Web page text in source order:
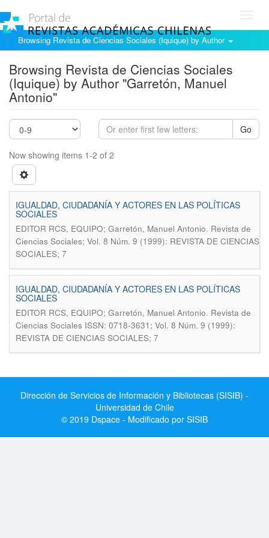
Browsing Revista de Ciencias Sociales (Iquique) by Author
Browsing Revista de Ciencias Sociales
(Iquique) by Author "Garretón, Manuel
Antonio"
Go
Now showing items 1-2 of 2
IGUALDAD, CIUDADANÍA Y ACTORES EN LAS POLÍTICAS
SOCIALES
EDITOR RCS, EQUIPO; Garretón, Manuel Antonio. Revista de
Ciencias Sociales; Vol. 8 Núm. 9 (1999): REVISTA DE CIENCIAS
SOCIALES; 7
IGUALDAD, CIUDADANÍA Y ACTORES EN LAS POLÍTICAS
SOCIALES
EDITOR RCS, EQUIPO; Garretón, Manuel Antonio. Revista de
Ciencias Sociales ISSN: 0718-3631; Vol. 8 Núm. 9 (1999):
REVISTA DE CIENCIAS SOCIALES; 7
Dirección de Servicios de Información y Bibliotecas (SISIB) -
Universidad de Chile
© 2019 Dspace - Modificado por SISIB